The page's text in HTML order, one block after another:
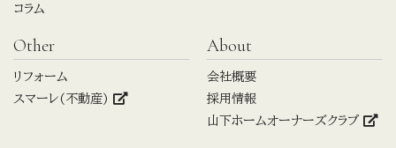
コラム
Other
リフォーム
スマーレ(不動産)
About
会社概要
採用情報
山下ホームオーナーズクラブ